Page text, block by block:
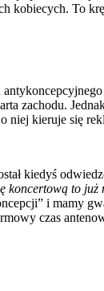
kobiecych. To
zachodu.
niej kieruje się
kiedyś
koncertową to już
i mamy
czas